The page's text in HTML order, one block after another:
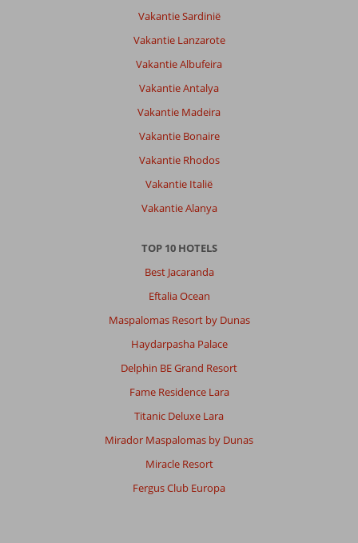
Vakantie Sardinië
Vakantie Lanzarote
Vakantie Albufeira
Vakantie Antalya
Vakantie Madeira
Vakantie Bonaire
Vakantie Rhodos
Vakantie Italië
Vakantie Alanya
TOP 10 HOTELS
Best Jacaranda
Eftalia Ocean
Maspalomas Resort by Dunas
Haydarpasha Palace
Delphin BE Grand Resort
Fame Residence Lara
Titanic Deluxe Lara
Mirador Maspalomas by Dunas
Miracle Resort
Fergus Club Europa